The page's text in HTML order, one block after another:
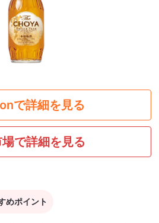
で詳細を見る
で詳細を見る
めポイント